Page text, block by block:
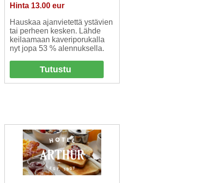
Hinta 13.00 eur
Hauskaa ajanvietettä ystävien
tai perheen kesken. Lähde
keilaamaan kaveriporukalla
nyt jopa 53 % alennuksella.
Tutustu